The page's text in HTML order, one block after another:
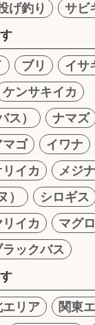
げ釣り
サビ
ブリ イサ
ケンサキイカ
ス）
ナマズ
マゴ イワナ
イカ
メジ
）
シロギス
リイカ マグロ
ラックバス
リア
関東